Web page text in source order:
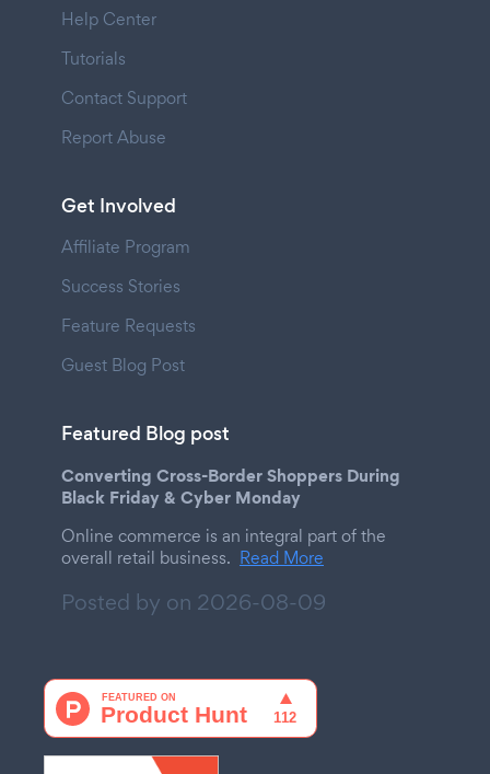
Help Center
Tutorials
Contact Support
Report Abuse
Get Involved
Affiliate Program
Success Stories
Feature Requests
Guest Blog Post
Featured Blog post
Converting Cross-Border Shoppers During
Black Friday & Cyber Monday
Online commerce is an integral part of the
overall retail business. Read More
Posted by on 2026-08-09